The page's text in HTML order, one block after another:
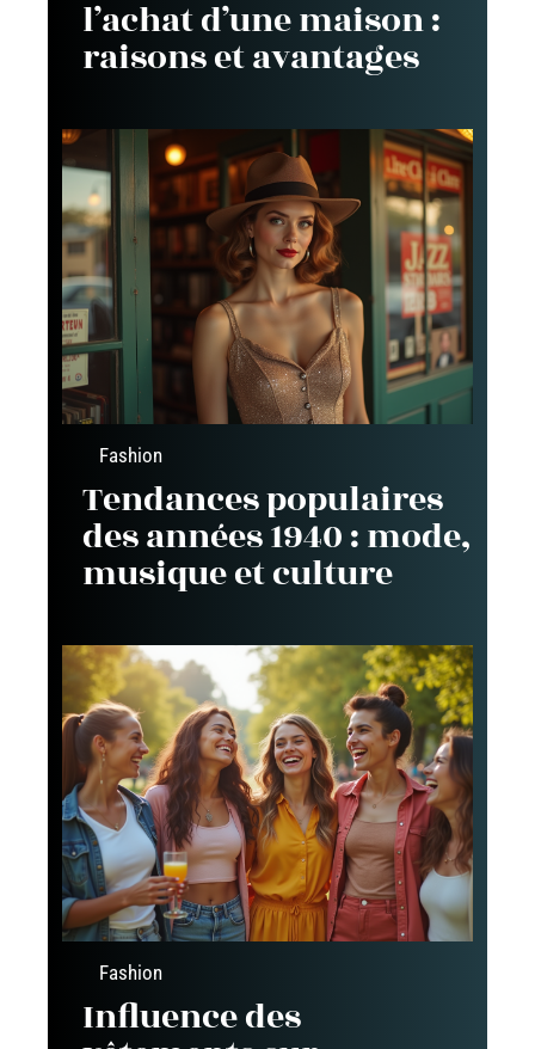
l’achat d’une maison :
raisons et avantages
Fashion
Tendances populaires
des années 1940 : mode,
musique et culture
Fashion
Influence des